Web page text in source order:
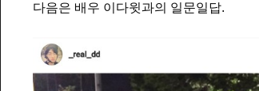
다음은 배우 이다윗과의 일문일답.